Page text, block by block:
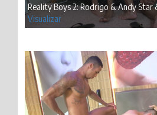
Reality Boys 2: Rodrigo & Andy Star
Visualizar